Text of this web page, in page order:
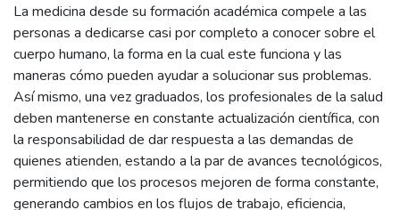
La medicina desde su formación académica compele a las
personas a dedicarse casi por completo a conocer sobre el
cuerpo humano, la forma en la cual este funciona y las
maneras cómo pueden ayudar a solucionar sus problemas.
Así mismo, una vez graduados, los profesionales de la salud
deben mantenerse en constante actualización científica, con
la responsabilidad de dar respuesta a las demandas de
quienes atienden, estando a la par de avances tecnológicos,
permitiendo que los procesos mejoren de forma constante,
generando cambios en los flujos de trabajo, eficiencia,